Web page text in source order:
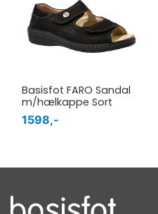
Basisfot FARO Sandal
m/hælkappe Sort
1598,-